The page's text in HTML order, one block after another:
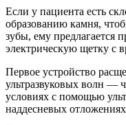
Если у пациента есть
образованию камня,
зубы, ему предлагается
электрическую щетку с
Первое устройство
ультразвуковых волн —
условиях с помощью
наддесневых